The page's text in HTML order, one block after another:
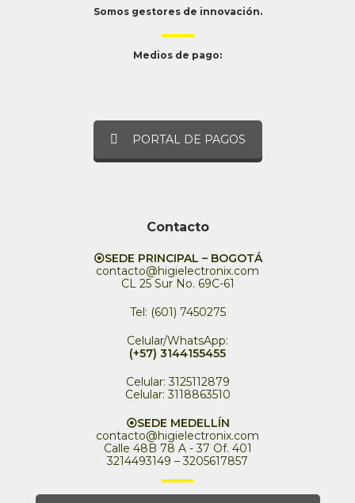
Somos gestores de innovación.
Medios de pago:
PORTAL DE PAGOS
Contacto
⦿SEDE PRINCIPAL – BOGOTÁ
contacto@higielectronix.com
CL 25 Sur No. 69C-61
Tel: (601) 7450275
Celular/WhatsApp:
(+57) 3144155455
Celular: 3125112879
Celular: 3118863510
⦿SEDE MEDELLÍN
contacto@higielectronix.com
Calle 48B 78 A - 37 Of. 401
3214493149 – 3205617857